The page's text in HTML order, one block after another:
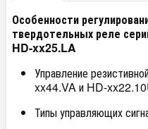
Особенности
твердотельных реле
HD-xx25.LA
Управление
xx44.VA и HD-
Типы управляющих